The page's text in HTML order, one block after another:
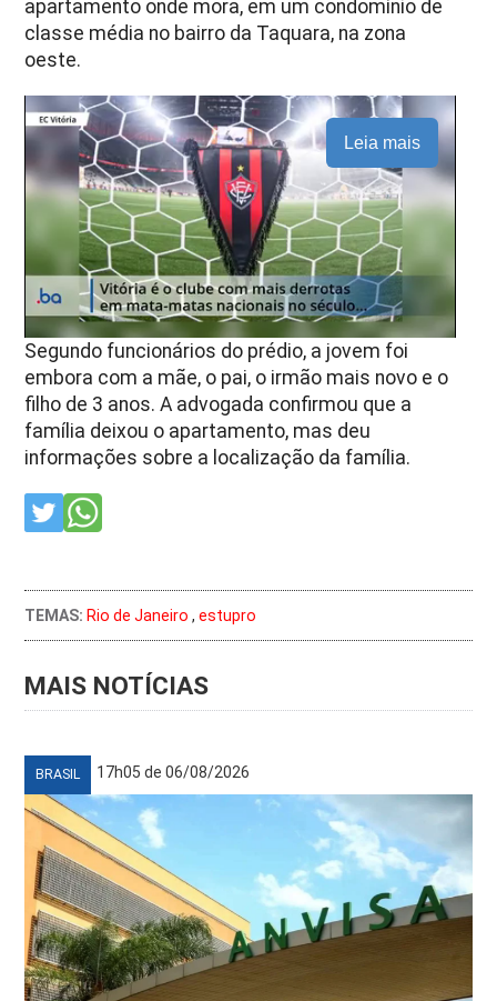
apartamento onde mora, em um condomínio de
classe média no bairro da Taquara, na zona
oeste.
Leia mais
Segundo funcionários do prédio, a jovem foi
embora com a mãe, o pai, o irmão mais novo e o
filho de 3 anos. A advogada confirmou que a
família deixou o apartamento, mas deu
informações sobre a localização da família.
TEMAS: Rio de Janeiro ,estupro
MAIS NOTÍCIAS
BRASIL 17h05 de 06/08/2026